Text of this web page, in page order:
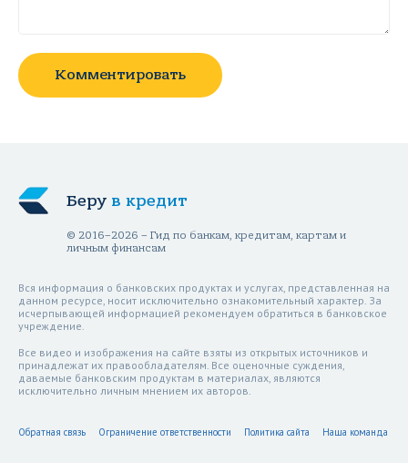
Комментировать
Беру в кредит
© 2016–2026 – Гид по банкам, кредитам, картам и
личным финансам
Вся информация о банковских продуктах и услугах, представленная на
данном ресурсе, носит исключительно ознакомительный характер. За
исчерпывающей информацией рекомендуем обратиться в банковское
учреждение.
Все видео и изображения на сайте взяты из открытых источников и
принадлежат их правообладателям. Все оценочные суждения,
даваемые банковским продуктам в материалах, являются
исключительно личным мнением их авторов.
Обратная связь Ограничение ответственности Политика сайта Наша команда